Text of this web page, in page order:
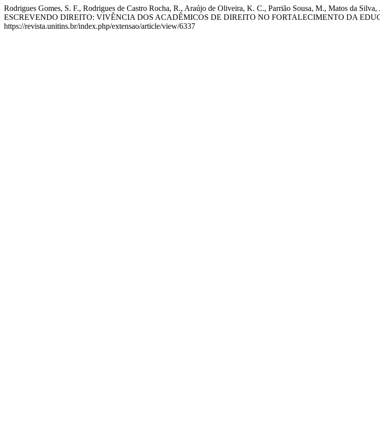
Rodrigues Gomes, S. F., Rodrigues de Castro Rocha, R., Araújo de Oliveira, K. C., Parrião Sousa, M., Matos da
ESCREVENDO DIREITO: VIVÊNCIA DOS ACADÊMICOS DE DIREITO NO FORTALECIMENTO DA
https://revista.unitins.br/index.php/extensao/article/view/6337